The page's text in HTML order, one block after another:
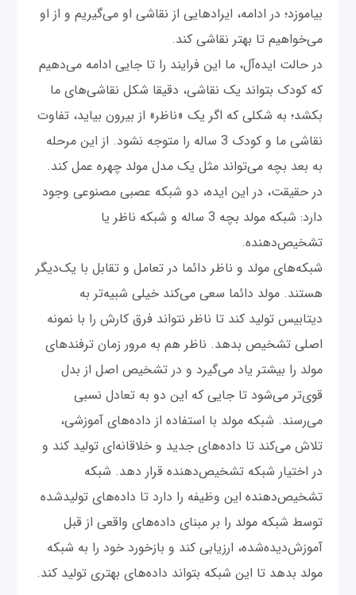
بیاموزد؛ در ادامه، ایرادهایی از نقاشی او می‌گیریم و از او
می‌خواهیم تا بهتر نقاشی کند.
در حالت ایده‌آل، ما این فرایند را تا جایی ادامه می‌دهیم
که کودک بتواند یک نقاشی، دقیقا شکل نقاشی‌های ما
بکشد؛ به شکلی که اگر یک «ناظر» از بیرون بیاید، تفاوت
نقاشی ما و کودک 3 ساله را متوجه نشود. از این مرحله
به بعد بچه می‌تواند مثل یک مدل مولد چهره عمل کند.
در حقیقت، در این ایده، دو شبکه عصبی مصنوعی وجود
دارد: شبکه‌ مولد بچه 3 ساله و شبکه‌ ناظر یا
تشخیص‌دهنده.
شبکه‌های مولد و ناظر دائما در تعامل و تقابل با یک‌دیگر
هستند. مولد دائما سعی می‌کند خیلی شبیه‌تر به
دیتابیس تولید کند تا ناظر نتواند فرق کارش را با نمونه
اصلی تشخیص بدهد. ناظر هم به مرور زمان ترفندهای
مولد را بیشتر یاد می‌گیرد و در تشخیص اصل از بدل
قوی‌تر می‌شود تا جایی که این دو به تعادل نسبی
می‌رسند. شبکه مولد با استفاده از داده‌های آموزشی،
تلاش می‌کند تا داده‌های جدید و خلاقانه‌ای تولید کند و
در اختیار شبکه تشخیص‌دهنده قرار دهد. شبکه
تشخیص‌دهنده این وظیفه را دارد تا داده‌های تولیدشده
توسط شبکه مولد را بر مبنای داده‌های واقعی از ‌قبل‌
آموزش‌دیده‌شده، ارزیابی کند و بازخورد خود را به شبکه
مولد بدهد تا این شبکه بتواند داده‌های بهتری تولید کند.